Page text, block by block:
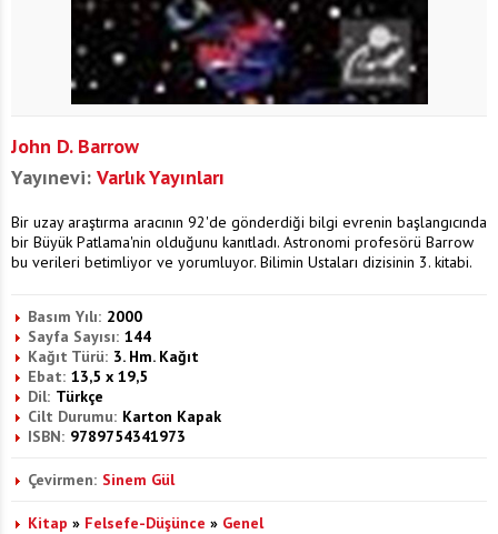
John D. Barrow
Yayınevi: Varlık Yayınları
Bir uzay araştırma aracının 92'de gönderdiği bilgi evrenin başlangıcında
bir Büyük Patlama'nin olduğunu kanıtladı. Astronomi profesörü Barrow
bu verileri betimliyor ve yorumluyor. Bilimin Ustaları dizisinin 3. kitabi.
Basım Yılı: 2000
Sayfa Sayısı: 144
Kağıt Türü: 3. Hm. Kağıt
Ebat: 13,5 x 19,5
Dil: Türkçe
Cilt Durumu: Karton Kapak
ISBN: 9789754341973
Çevirmen: Sinem Gül
Kitap » Felsefe-Düşünce » Genel